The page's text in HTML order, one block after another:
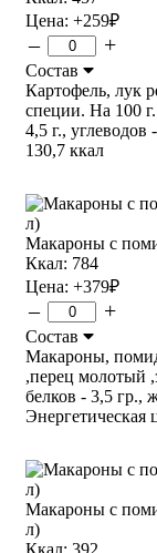
Цена: +259₽
– +
Состав
Картофель, лук
специи. На 100
4,5 г., углеводов
130,7 ккал
Макароны с
Ккал: 784
Цена: +379₽
– +
Состав
Макароны,
,перец молотый
белков - 3,5 гр.,
Энергетическая
Макароны с
л)
Ккал: 392